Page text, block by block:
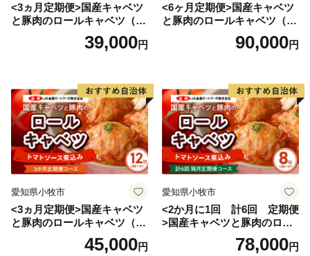
<3ヵ月定期便>国産キャベツ
と豚肉のロールキャベツ（4P
39,000円
<6ヶ月定期便>国産キャベツ
と豚肉のロールキャベツ（6P
90,000円
愛知県小牧市
<3ヵ月定期便>国産キャベツ
と豚肉のロールキャベツ（6P
45,000円
愛知県小牧市
<2か月に1回 計6回 定期便
>国産キャベツと豚肉のロー
ルキャベツ（4P入り）
78,000円